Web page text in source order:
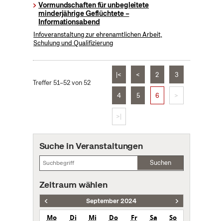
Vormundschaften für unbegleitete
minderjährige Geflüchtete –
Informationsabend
Infoveranstaltung zur ehrenamtlichen Arbeit,
Schulung und Qualifizierung
Treffer 51–52 von 52
|< < 2 3
4 5 6 >
>|
Suche in Veranstaltungen
Suchen
Zeitraum wählen
September 2024
Mo Di Mi Do Fr Sa
So